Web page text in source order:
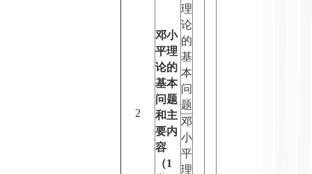
2
邓小
平理
论的
基本
问题
和主
要内
容
（1
理
论
的
基
本
问
题
邓
小
平
理